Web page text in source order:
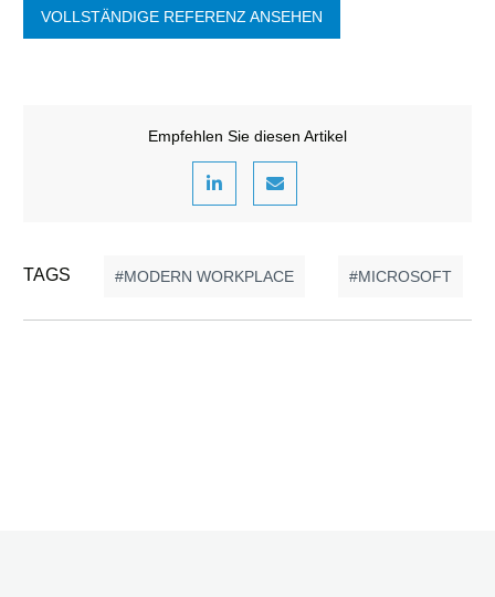
VOLLSTÄNDIGE REFERENZ ANSEHEN
Empfehlen Sie diesen Artikel
TAGS MODERN WORKPLACE MICROSOFT